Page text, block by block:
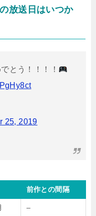
放送日はいつか
とう！！！！
25, 2019
前作との間隔
–